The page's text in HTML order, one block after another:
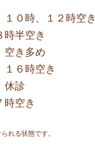
０時、１２時空き
空き
き多め
６時空き
診
き
れる状態です。